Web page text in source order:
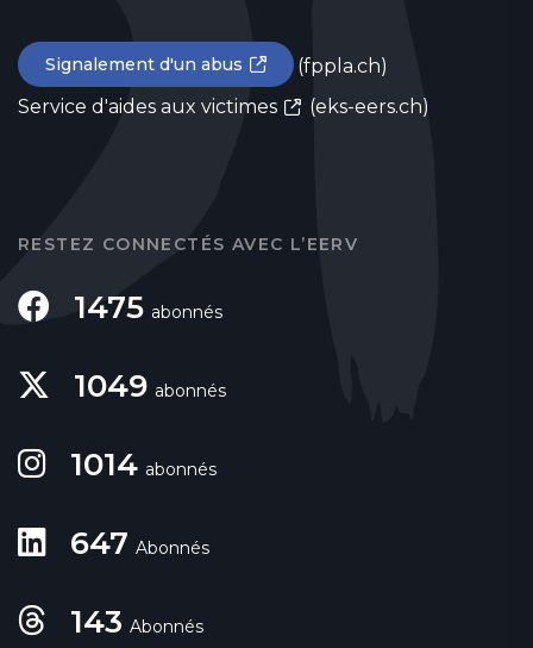
Signalement d'un abus
(fppla.ch)
Service d'aides aux victimes
(eks-eers.ch)
RESTEZ CONNECTÉS AVEC L’EERV
1475 abonnés
1049 abonnés
1014 abonnés
647 Abonnés
143 Abonnés